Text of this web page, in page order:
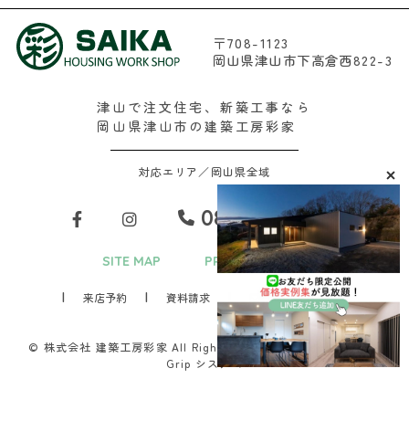
〒708-1123
岡山県津山市下高倉西822-3
津山で注文住宅、新築工事なら
岡山県津山市の建築工房彩家
対応エリア／岡山県全域
0868-29-2688
SITE MAP PRIVACY POLICY
来店予約 資料請求 お問い合わせ
© 株式会社 建築工房彩家 All Rights Reserved.Produced byD-
Grip システム